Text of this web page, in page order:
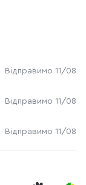
Відправимо 11/08
Відправимо 11/08
Відправимо 11/08